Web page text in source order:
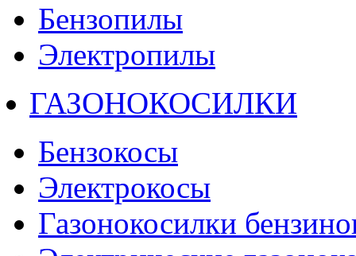
Бензопилы
Электропилы
ГАЗОНОКОСИЛКИ
Бензокосы
Электрокосы
Газонокосилки